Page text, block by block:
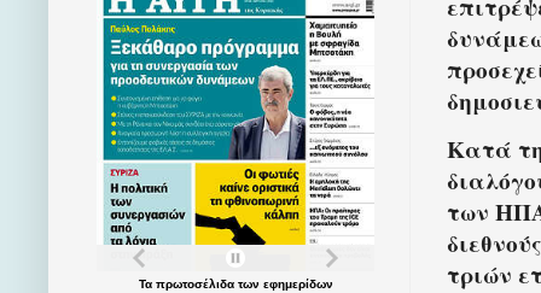
Κατά
των
τριών
Τα πρωτοσέλιδατων εφημερίδων